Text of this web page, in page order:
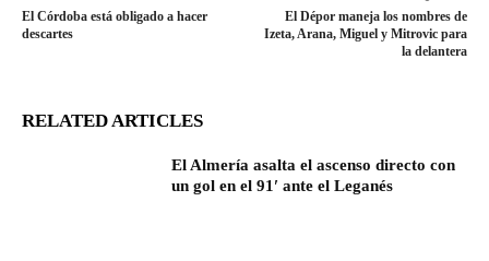
El Córdoba está obligado a hacer
descartes
El Dépor maneja los nombres de
Izeta, Arana, Miguel y Mitrovic para
la delantera
RELATED ARTICLES
El Almería asalta el ascenso directo con
un gol en el 91′ ante el Leganés